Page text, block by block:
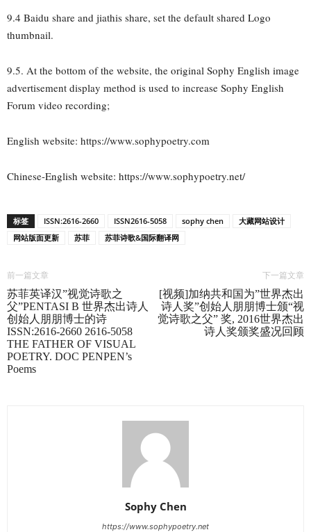
9.4 Baidu share and jiathis share, set the default shared Logo
thumbnail.
9.5. At the bottom of the website, the original Sophy English image
advertisement display method is used to increase Sophy English
Forum video recording;
English website: https://www.sophypoetry.com
Chinese-English website: https://www.sophypoetry.net/
标签 ISSN:2616-2660 ISSN2616-5058 sophy chen
大藏网站设计
网站版面更新
苏菲 苏菲诗歌&国际翻译网
前一篇文章
苏菲英译汉”视觉诗歌之
父”PENTASI B 世界杰出诗人
创始人朋朋博士的诗
ISSN:2616-2660 2616-5058
THE FATHER OF VISUAL
POETRY. DOC PENPEN’s
Poems
下一篇文章
[视频]加纳共和国为”世界杰出
诗人奖”创始人朋朋博士颁“视
觉诗歌之父” 奖, 2016世界杰出
诗人奖颁奖盛况回顾
Sophy Chen
https://www.sophypoetry.net